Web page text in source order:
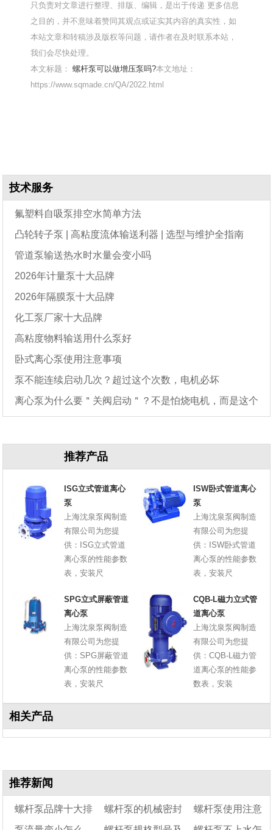
只负责对文章进行整理、排版、编辑，是出于传递 更多信息
之目的，并不意味着赞同其观点或证实其内容的真实性，如
本站文章和转稿涉及版权等问题，请作者在及时联系本站，
我们会尽快处理。
本文标题：螺杆泵可以做增压泵吗?本文地址：
https://www.sqmade.cn/QA/2022.html
技术服务
氟塑料自吸泵排空水简单方法
凸轮转子泵 | 高粘度流体输送利器 | 选型与维护全指南
管道泵输送热水时水量会变小吗
2026年计量泵十大品牌
2026年隔膜泵十大品牌
化工泵厂家十大品牌
高粘度物料输送用什么泵好
卧式离心泵使用注意事项
泵不能连续启动几次？超过这个次数，电机必坏
离心泵为什么要＂关阀启动＂？不是怕烧电机，而是这个
推荐产品
ISG立式管道离心
泵
上海沈泉泵阀制造
有限公司为您提
供：ISG立式管道
离心泵的性能参数
表，安装尺
ISW卧式管道离心
泵
上海沈泉泵阀制造
有限公司为您提
供：ISW卧式管道
离心泵的性能参数
表，安装尺
SPG立式屏蔽管道
离心泵
上海沈泉泵阀制造
有限公司为您提
供：SPG屏蔽管道
离心泵的性能参数
表，安装尺
CQB-L磁力立式管
道离心泵
上海沈泉泵阀制造
有限公司为您提
供：CQB-L磁力管
道离心泵的性能参
数表，安装
相关产品
推荐新闻
螺杆泵品牌十大排 螺杆泵的机械密封 螺杆泵使用注意